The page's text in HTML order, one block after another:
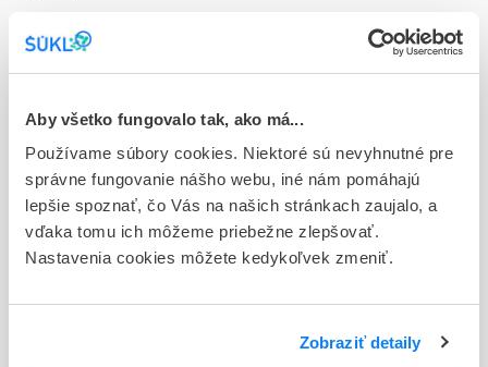
Aby všetko fungovalo tak, ako má...
Používame súbory cookies. Niektoré sú nevyhnutné pre
správne fungovanie nášho webu, iné nám pomáhajú
lepšie spoznať, čo Vás na našich stránkach zaujalo, a
vďaka tomu ich môžeme priebežne zlepšovať.
Nastavenia cookies môžete kedykoľvek zmeniť.
Zobraziť detaily
Doplnok
tbl flm 10x500 mg (blis.Al/PVC/PE/PVDC)
D - Registrácia bez obmedzenia platnosti
Typ registračnej procedúry
Decentralizovaná
Držiteľ, krajina
21 - ANTIEPILEPTICA, ANTICONVULSIVA